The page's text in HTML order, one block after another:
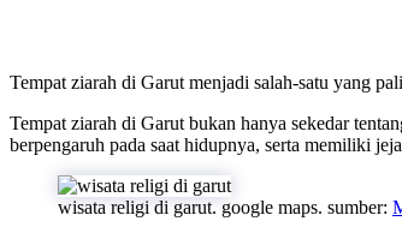
Tempat ziarah di Garut menjadi salah-satu yang
Tempat ziarah di Garut bukan hanya sekedar
berpengaruh pada saat hidupnya, serta memiliki
wisata religi di garut. google maps. sumber: